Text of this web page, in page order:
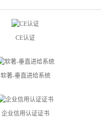
CE认证
软著-垂直进给系统
企业信用认证证书